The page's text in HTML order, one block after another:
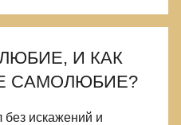
И КАК
САМОЛЮБИЕ?
без искажений и